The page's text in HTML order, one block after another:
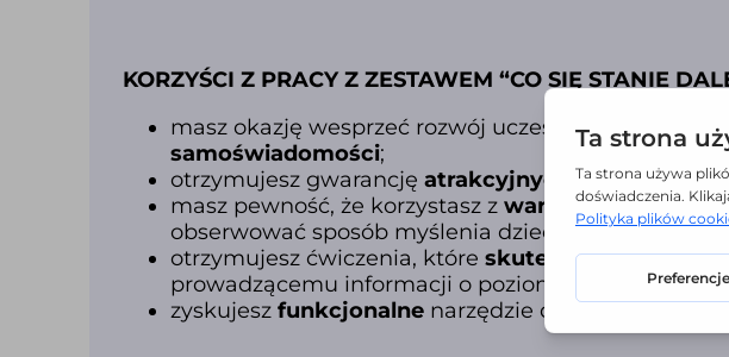
KORZYŚCI Z PRACY Z ZESTAWEM “CO SIĘ STANIE
masz okazję wesprzeć rozwój uczestnika w
samoświadomości;
otrzymujesz gwarancję atrakcyjnych zajęć, które
masz pewność, że korzystasz z wartościowego
obserwować sposób myślenia dzieci oraz ich styl
otrzymujesz ćwiczenia, które skuteczniesprzyjają
prowadzącemu informacji o poziomie rozumienia
zyskujesz funkcjonalne narzędzie do pracy